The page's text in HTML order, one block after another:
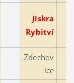
Jiskra
Rybitví
Zdechov
ice